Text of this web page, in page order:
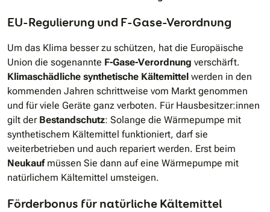
EU-Regulierung und F-Gase-Verordnung
Um das Klima besser zu schützen, hat die Europäische
Union die sogenannte F-Gase-Verordnung verschärft.
Klimaschädliche synthetische Kältemittel werden in den
kommenden Jahren schrittweise vom Markt genommen
und für viele Geräte ganz verboten. Für Hausbesitzer:innen
gilt der Bestandschutz: Solange die Wärmepumpe mit
synthetischem Kältemittel funktioniert, darf sie
weiterbetrieben und auch repariert werden. Erst beim
Neukaufmüssen Sie dann auf eine Wärmepumpe mit
natürlichem Kältemittel umsteigen.
Förderbonus für natürliche Kältemittel